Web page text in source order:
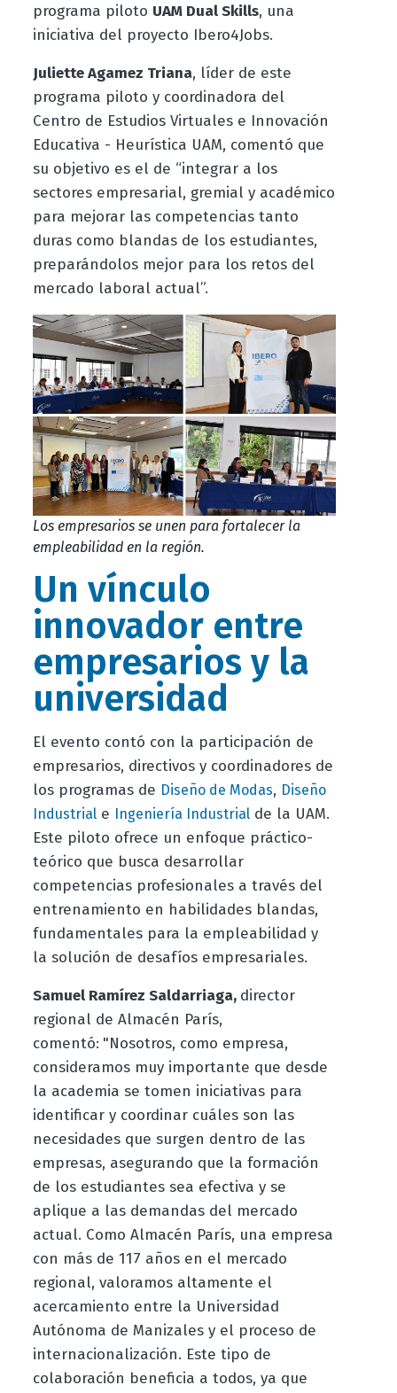
programa piloto UAM Dual Skills, una
iniciativa del proyecto Ibero4Jobs.
Juliette Agamez Triana, líder de este
programa piloto y coordinadora del
Centro de Estudios Virtuales e Innovación
Educativa - Heurística UAM, comentó que
su objetivo es el de “integrar a los
sectores empresarial, gremial y académico
para mejorar las competencias tanto
duras como blandas de los estudiantes,
preparándolos mejor para los retos del
mercado laboral actual”.
Los empresarios se unen para fortalecer la
empleabilidad en la región.
Un vínculo
innovador entre
empresarios y la
universidad
El evento contó con la participación de
empresarios, directivos y coordinadores de
los programas de Diseño de Modas, Diseño
Industriale Ingeniería Industrialde la UAM.
Este piloto ofrece un enfoque práctico-
teórico que busca desarrollar
competencias profesionales a través del
entrenamiento en habilidades blandas,
fundamentales para la empleabilidad y
la solución de desafíos empresariales.
Samuel Ramírez Saldarriaga, director
regional de Almacén París,
comentó: "Nosotros, como empresa,
consideramos muy importante que desde
la academia se tomen iniciativas para
identificar y coordinar cuáles son las
necesidades que surgen dentro de las
empresas, asegurando que la formación
de los estudiantes sea efectiva y se
aplique a las demandas del mercado
actual. Como Almacén París, una empresa
con más de 117 años en el mercado
regional, valoramos altamente el
acercamiento entre la Universidad
Autónoma de Manizales y el proceso de
internacionalización. Este tipo de
colaboración beneficia a todos, ya que